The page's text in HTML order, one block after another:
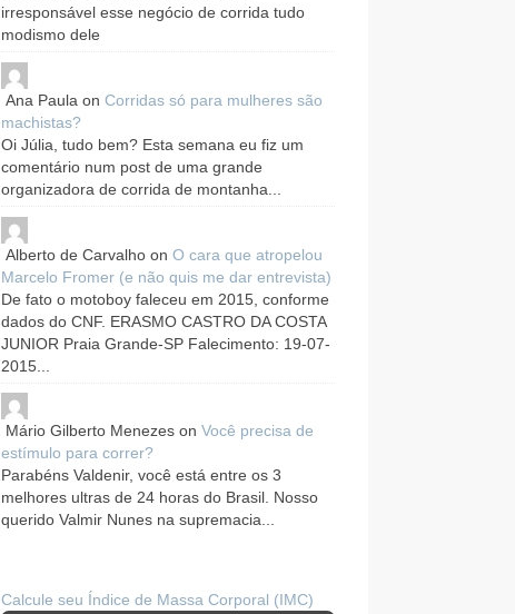
irresponsável esse negócio de corrida tudo
modismo dele
Ana Paula on Corridas só para mulheres são
machistas?
Oi Júlia, tudo bem? Esta semana eu fiz um
comentário num post de uma grande
organizadora de corrida de montanha...
Alberto de Carvalhoon O cara que atropelou
Marcelo Fromer (e não quis me dar entrevista)
De fato o motoboy faleceu em 2015, conforme
dados do CNF. ERASMO CASTRO DA COSTA
JUNIOR Praia Grande-SP Falecimento: 19-07-
2015...
Mário Gilberto Menezeson Você precisa de
estímulo para correr?
Parabéns Valdenir, você está entre os 3
melhores ultras de 24 horas do Brasil. Nosso
querido Valmir Nunes na supremacia...
Calcule seu Índice de Massa Corporal (IMC)